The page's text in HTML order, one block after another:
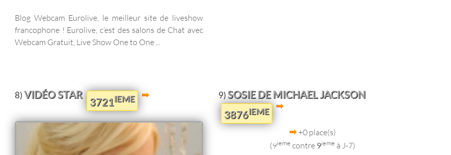
Blog Webcam Eurolive, le meilleur site de liveshow
francophone ! Eurolive, c’est des salons de Chat avec
Webcam Gratuit, Live Show One to One ...
8)VIDÉO STAR
3721IEME 9)SOSIE DE MICHAEL JACKSON
3876IEME
+0 place(s)
(9ieme contre 9ieme à J-7)